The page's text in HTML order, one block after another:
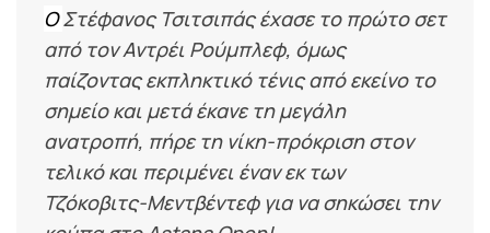
ΟΣτέφανος Τσιτσιπάς έχασε το πρώτο σετ
από τον Αντρέι Ρούμπλεφ, όμως
παίζοντας εκπληκτικό τένις από εκείνο το
σημείο και μετά έκανε τη μεγάλη
ανατροπή, πήρε τη νίκη-πρόκριση στον
τελικό και περιμένει έναν εκ των
Τζόκοβιτς-Μεντβέντεφ για να σηκώσει την